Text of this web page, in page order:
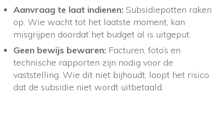
Aanvraag te laat indienen: Subsidiepotten raken
op. Wie wacht tot het laatste moment, kan
misgrijpen doordat het budget al is uitgeput.
Geen bewijs bewaren: Facturen, foto’s en
technische rapporten zijn nodig voor de
vaststelling. Wie dit niet bijhoudt, loopt het risico
dat de subsidie niet wordt uitbetaald.